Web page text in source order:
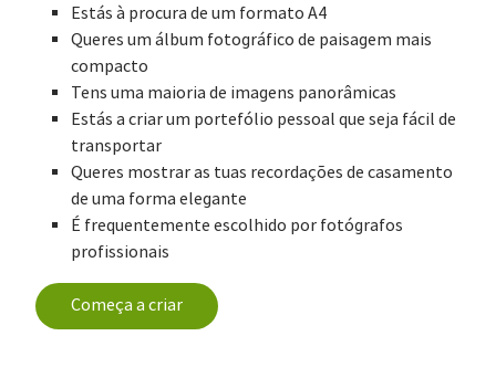
Estás à procura de um formato A4
Queres um álbum fotográfico de paisagem mais
compacto
Tens uma maioria de imagens panorâmicas
Estás a criar um portefólio pessoal que seja fácil de
transportar
Queres mostrar as tuas recordações de casamento
de uma forma elegante
É frequentemente escolhido por fotógrafos
profissionais
Começa a criar